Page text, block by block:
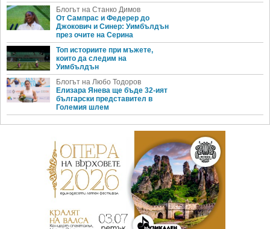
Блогът на Станко Димов
От Сампрас и Федерер до
Джокович и Синер: Уимбълдън
през очите на Серина
Топ историите при мъжете,
които да следим на
Уимбълдън
Блогът на Любо Тодоров
Елизара Янева ще бъде 32-ият
български представител в
Големия шлем